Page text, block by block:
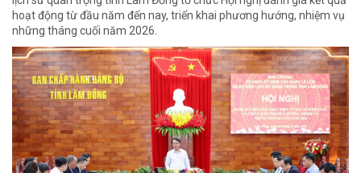
hoạt động từ đầu năm đến nay, triển khai phương hướng, nhiệm vụ
những tháng cuối năm 2026.